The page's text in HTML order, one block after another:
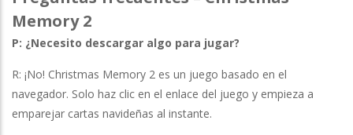
Memory 2
P: ¿Necesito descargar algo para jugar?
R: ¡No! Christmas Memory 2 es un juego basado en el
navegador. Solo haz clic en el enlace del juego y empieza a
emparejar cartas navideñas al instante.